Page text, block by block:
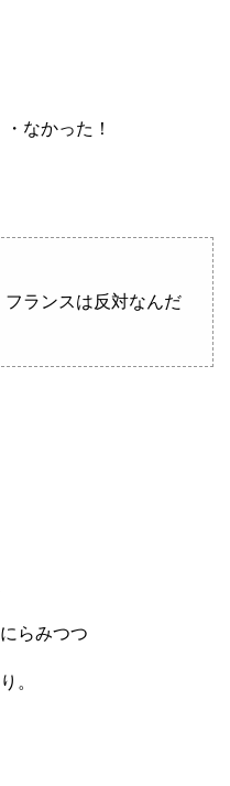
なかった！
ランスは反対なんだ
らみつつ
。